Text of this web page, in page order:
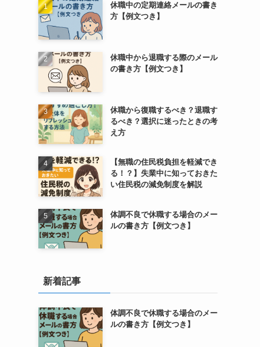
休職中の定期連絡メールの書き
方【例文つき】
休職中から退職する際のメール
の書き方【例文つき】
休職から復職するべき？退職す
るべき？選択に迷ったときの考
え方
【無職の住民税負担を軽減でき
る！？】失業中に知っておきた
い住民税の減免制度を解説
体調不良で休職する場合のメー
ルの書き方【例文つき】
新着記事
体調不良で休職する場合のメー
ルの書き方【例文つき】